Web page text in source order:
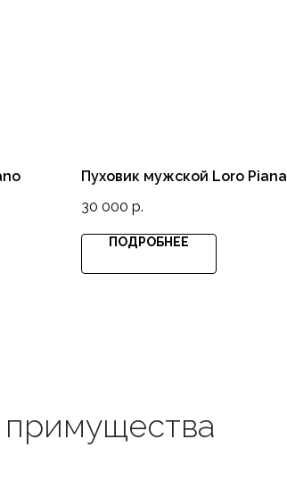
Пуховик мужской Loro Piana
30 000 р.
ПОДРОБНЕЕ